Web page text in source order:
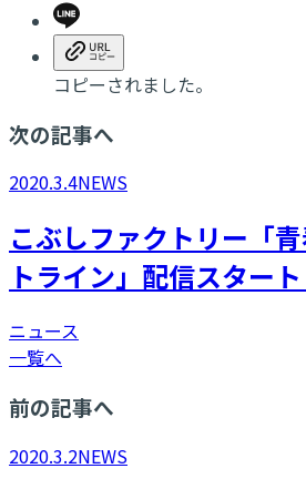
コピーされました。
次の記事へ
2020.3.4NEWS
こぶしファクトリー「
トライン」配信スタート
ニュース
一覧へ
前の記事へ
2020.3.2NEWS